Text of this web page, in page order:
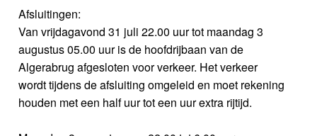
Afsluitingen:
Van vrijdagavond 31 juli 22.00 uur tot maandag 3
augustus 05.00 uur is de hoofdrijbaan van de
Algerabrug afgesloten voor verkeer. Het verkeer
wordt tijdens de afsluiting omgeleid en moet rekening
houden met een half uur tot een uur extra rijtijd.